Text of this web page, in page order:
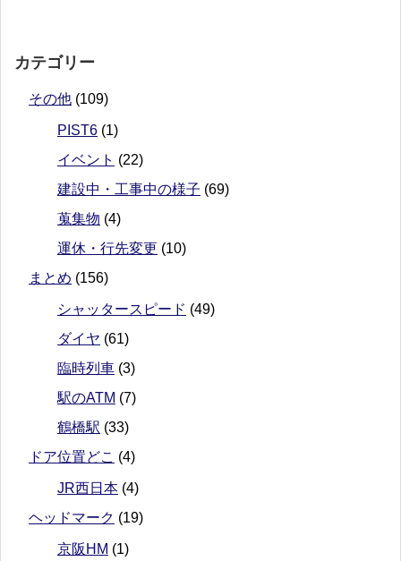
カテゴリー
その他 (109)
PIST6 (1)
イベント (22)
建設中・工事中の様子 (69)
蒐集物 (4)
運休・行先変更 (10)
まとめ (156)
シャッタースピード (49)
ダイヤ (61)
臨時列車 (3)
駅のATM (7)
鶴橋駅 (33)
ドア位置どこ (4)
JR西日本 (4)
ヘッドマーク (19)
京阪HM (1)